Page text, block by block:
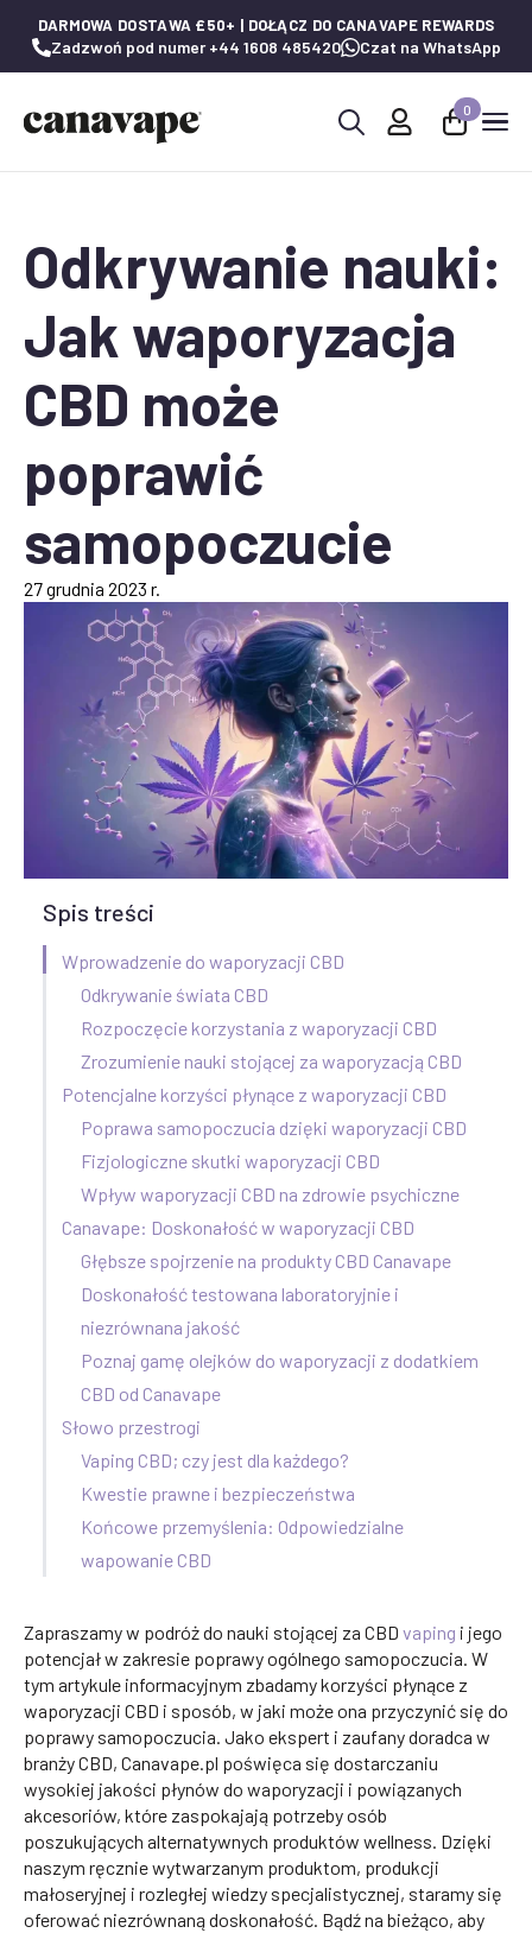
DARMOWA DOSTAWA £50+ | DOŁĄCZ DO CANAVAPE REWARDS
Zadzwoń pod numer +44 1608 485420 Czat na WhatsApp
0
Odkrywanie nauki:
Jak waporyzacja
CBD może
poprawić
samopoczucie
27 grudnia 2023 r.
Spis treści
Wprowadzenie do waporyzacji CBD
Odkrywanie świata CBD
Rozpoczęcie korzystania z waporyzacji CBD
Zrozumienie nauki stojącej za waporyzacją CBD
Potencjalne korzyści płynące z waporyzacji CBD
Poprawa samopoczucia dzięki waporyzacji CBD
Fizjologiczne skutki waporyzacji CBD
Wpływ waporyzacji CBD na zdrowie psychiczne
Canavape: Doskonałość w waporyzacji CBD
Głębsze spojrzenie na produkty CBD Canavape
Doskonałość testowana laboratoryjnie i
niezrównana jakość
Poznaj gamę olejków do waporyzacji z dodatkiem
CBD od Canavape
Słowo przestrogi
Vaping CBD; czy jest dla każdego?
Kwestie prawne i bezpieczeństwa
Końcowe przemyślenia: Odpowiedzialne
wapowanie CBD
Zapraszamy w podróż do nauki stojącej za CBD vaping i jego
potencjał w zakresie poprawy ogólnego samopoczucia. W
tym artykule informacyjnym zbadamy korzyści płynące z
waporyzacji CBD i sposób, w jaki może ona przyczynić się do
poprawy samopoczucia. Jako ekspert i zaufany doradca w
branży CBD, Canavape.pl poświęca się dostarczaniu
wysokiej jakości płynów do waporyzacji i powiązanych
akcesoriów, które zaspokajają potrzeby osób
poszukujących alternatywnych produktów wellness. Dzięki
naszym ręcznie wytwarzanym produktom, produkcji
małoseryjnej i rozległej wiedzy specjalistycznej, staramy się
oferować niezrównaną doskonałość. Bądź na bieżąco, aby